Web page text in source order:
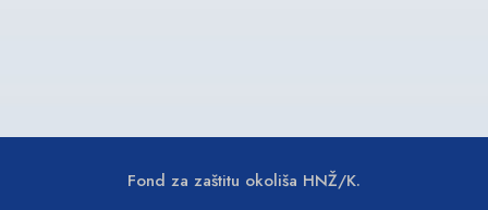
Fond za zaštitu okoliša HNŽ/K.